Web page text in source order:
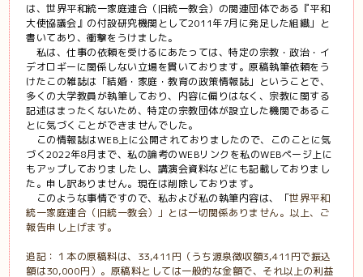
は、世界平和統一家庭連合（旧統一教会）の関連団体である『平和
大使協議会』の付設研究機関として2011年7月に発足した組織」と
書いてあり、衝撃をうけました。
私は、仕事の依頼を受けるにあたっては、特定の宗教・政治・イ
デオロギーに関係しない立場を貫いております。原稿執筆依頼をう
けたこの雑誌は「結婚・家庭・教育の政策情報誌」ということで、
多くの大学教員が執筆しており、内容に偏りはなく、宗教に関する
記述はまったくないため、特定の宗教団体が設立した機関であるこ
とに気づくことができませんでした。
この情報誌はWEB上に公開されておりましたので、このことに気
づく2022年8月まで、私の論考のWEBリンクを私のWEBページ上に
もアップしておりましたし、講演会資料などにも記載しておりまし
た。申し訳ありません。現在は削除しております。
このような事情ですので、私および私の執筆内容は、「世界平和
統一家庭連合（旧統一教会）」とは一切関係ありません。以上、ご
報告申し上げます。
追記：１本の原稿料は、33,411円（うち源泉徴収額3,411円で振込
額は30,000円）。原稿料としては一般的な金額で、それ以上の利益